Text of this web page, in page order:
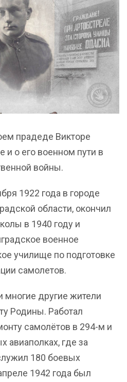
прадеде Викторе
и о его военном пути в
войны.
1922 года в городе
области, окончил
в 1940 году и
военное
училище по подготовке
самолетов.
многие другие жители
Родины. Работал
самолётов в 294-м и
авиаполках, где за
180 боевых
1942 года был